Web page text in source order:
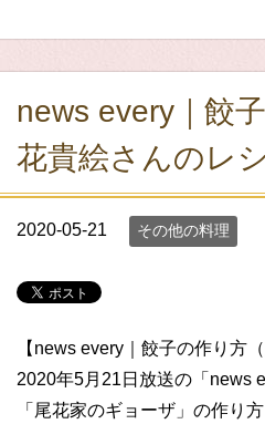
news every｜餃
花貴絵さんのレシ
2020-05-21 その他の料理
【news every｜餃子の作り方
2020年5月21日放送の「news
「尾花家のギョーザ」の作り